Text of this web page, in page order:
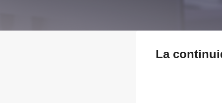
La